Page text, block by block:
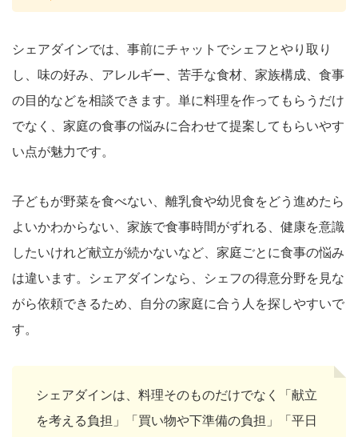
シェアダインでは、事前にチャットでシェフとやり取り
し、味の好み、アレルギー、苦手な食材、家族構成、食事
の目的などを相談できます。単に料理を作ってもらうだけ
でなく、家庭の食事の悩みに合わせて提案してもらいやす
い点が魅力です。
子どもが野菜を食べない、離乳食や幼児食をどう進めたら
よいかわからない、家族で食事時間がずれる、健康を意識
したいけれど献立が続かないなど、家庭ごとに食事の悩み
は違います。シェアダインなら、シェフの得意分野を見な
がら依頼できるため、自分の家庭に合う人を探しやすいで
す。
シェアダインは、料理そのものだけでなく「献立
を考える負担」「買い物や下準備の負担」「平日